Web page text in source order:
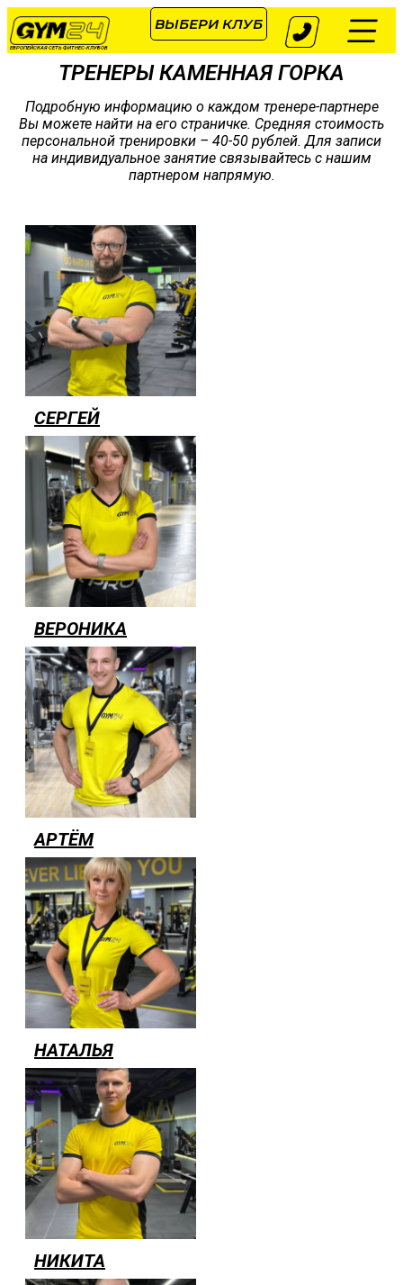
ЕВРОПЕЙСКАЯ СЕТЬ ФИТНЕС-КЛУБОВ
ВЫБЕРИ КЛУБ
ТРЕНЕРЫ КАМЕННАЯ ГОРКА
Подробную информацию о каждом тренере-партнере
Вы можете найти на его страничке. Средняя стоимость
персональной тренировки – 40-50 рублей. Для записи
на индивидуальное занятие связывайтесь с нашим
партнером напрямую.
СЕРГЕЙ
ВЕРОНИКА
АРТЁМ
НАТАЛЬЯ
НИКИТА